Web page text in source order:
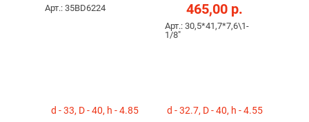
Арт.: 35BD6224 465,00 р.
Арт.: 30,5*41,7*7,6\1-
1/8"
d - 33, D - 40, h - 4.85 d - 32.7, D - 40, h - 4.55